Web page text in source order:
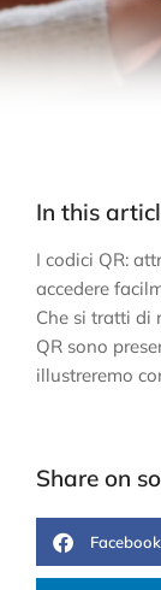
In this
I codici QR:
accedere
Che si tratti di
QR sono
illustreremo
Share on
Facebook